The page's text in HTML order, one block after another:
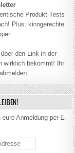
Produkt-Tests
Plus: kinngerechte
den Link in der
wirklich bekommt! Ihr
Anmeldung per E-